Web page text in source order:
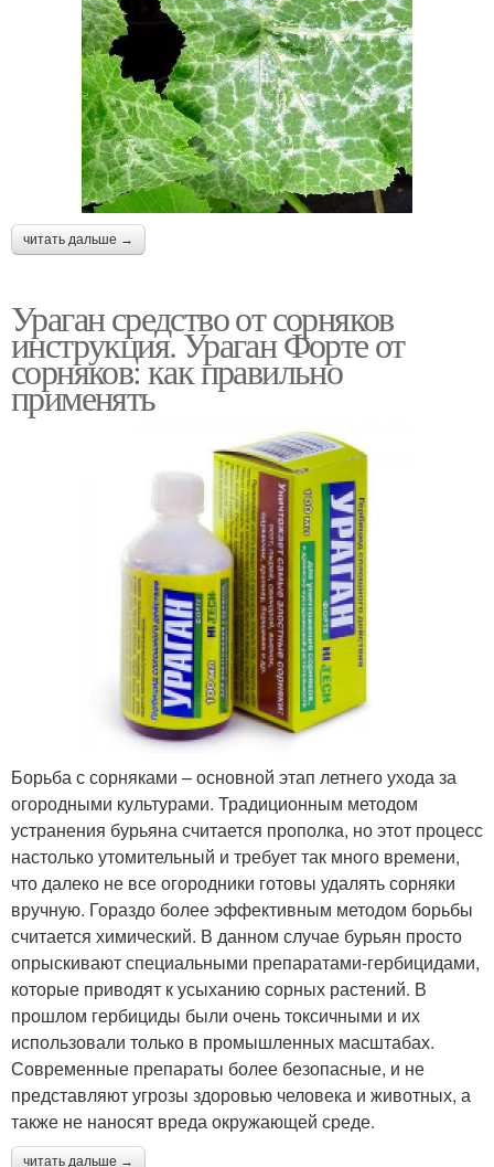
читать дальше →
Ураган средство от сорняков
инструкция. Ураган Форте от
сорняков: как правильно
применять
Борьба с сорняками – основной этап летнего ухода за
огородными культурами. Традиционным методом
устранения бурьяна считается прополка, но этот процесс
настолько утомительный и требует так много времени,
что далеко не все огородники готовы удалять сорняки
вручную. Гораздо более эффективным методом борьбы
считается химический. В данном случае бурьян просто
опрыскивают специальными препаратами-гербицидами,
которые приводят к усыханию сорных растений. В
прошлом гербициды были очень токсичными и их
использовали только в промышленных масштабах.
Современные препараты более безопасные, и не
представляют угрозы здоровью человека и животных, а
также не наносят вреда окружающей среде.
читать дальше →